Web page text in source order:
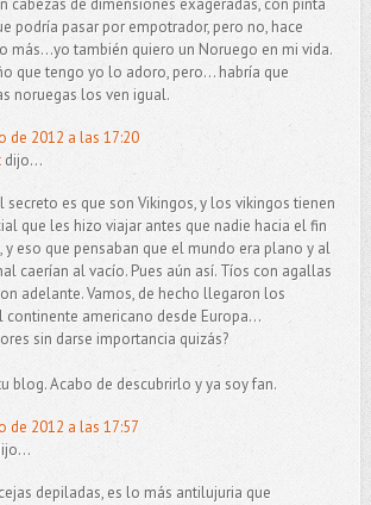
cabezas de dimensiones exageradas, con pinta
podría pasar por empotrador, pero no, hace
más...yo también quiero un Noruego en mi vida.
que tengo yo lo adoro, pero... habría que
noruegas los ven igual.
de 2012 a las 17:20
dijo...
secreto es que son Vikingos, y los vikingos tienen
que les hizo viajar antes que nadie hacia el fin
y eso que pensaban que el mundo era plano y al
caerían al vacío. Pues aún así. Tíos con agallas
adelante. Vamos, de hecho llegaron los
continente americano desde Europa...
sin darse importancia quizás?
blog. Acabo de descubrirlo y ya soy fan.
de 2012 a las 17:57
depiladas, es lo más antilujuria que